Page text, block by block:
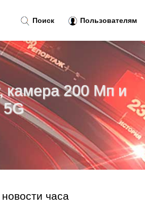
камера 200 Мп и
часа
Поиск Пользователям